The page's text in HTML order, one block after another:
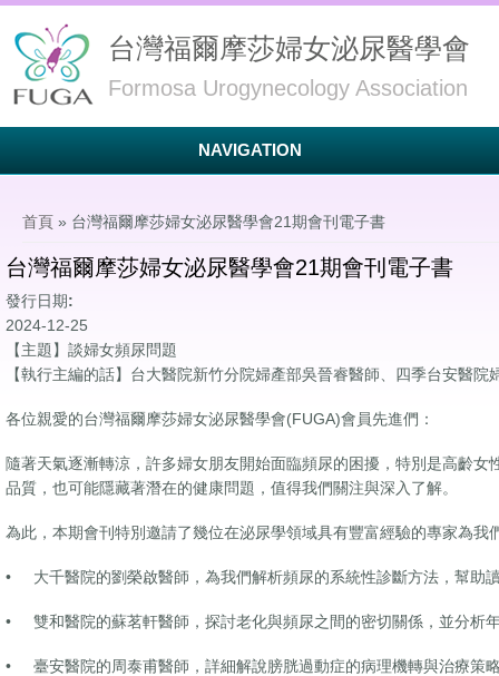
台灣福爾摩莎婦女泌尿醫學會
Formosa Urogynecology Association
NAVIGATION
首頁 » 台灣福爾摩莎婦女泌尿醫學會21期會刊電子書
台灣福爾摩莎婦女泌尿醫學會21期會刊電子書
發行日期:
2024-12-25
【主題】談婦女頻尿問題
【執行主編的話】台大醫院新竹分院婦產部吳晉睿醫師、四季台安醫院
各位親愛的台灣福爾摩莎婦女泌尿醫學會(FUGA)會員先進們：
隨著天氣逐漸轉涼，許多婦女朋友開始面臨頻尿的困擾，特別是高齡
品質，也可能隱藏著潛在的健康問題，值得我們關注與深入了解。
為此，本期會刊特別邀請了幾位在泌尿學領域具有豐富經驗的專家為我
• 大千醫院的劉榮啟醫師，為我們解析頻尿的系統性診斷方法，幫助
• 雙和醫院的蘇茗軒醫師，探討老化與頻尿之間的密切關係，並分析
• 臺安醫院的周泰甫醫師，詳細解說膀胱過動症的病理機轉與治療策